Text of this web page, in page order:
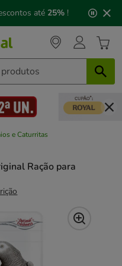
até 25% !
e Caturritas
Ração para